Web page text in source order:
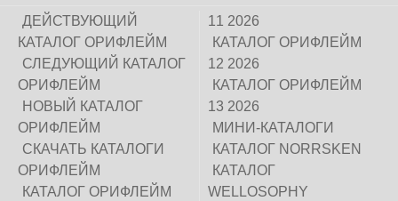
ДЕЙСТВУЮЩИЙ
КАТАЛОГ ОРИФЛЕЙМ
СЛЕДУЮЩИЙ КАТАЛОГ
ОРИФЛЕЙМ
НОВЫЙ КАТАЛОГ
ОРИФЛЕЙМ
СКАЧАТЬ КАТАЛОГИ
ОРИФЛЕЙМ
КАТАЛОГ ОРИФЛЕЙМ
11 2026
КАТАЛОГ ОРИФЛЕЙМ
12 2026
КАТАЛОГ ОРИФЛЕЙМ
13 2026
МИНИ-КАТАЛОГИ
КАТАЛОГ NORRSKEN
КАТАЛОГ
WELLOSOPHY